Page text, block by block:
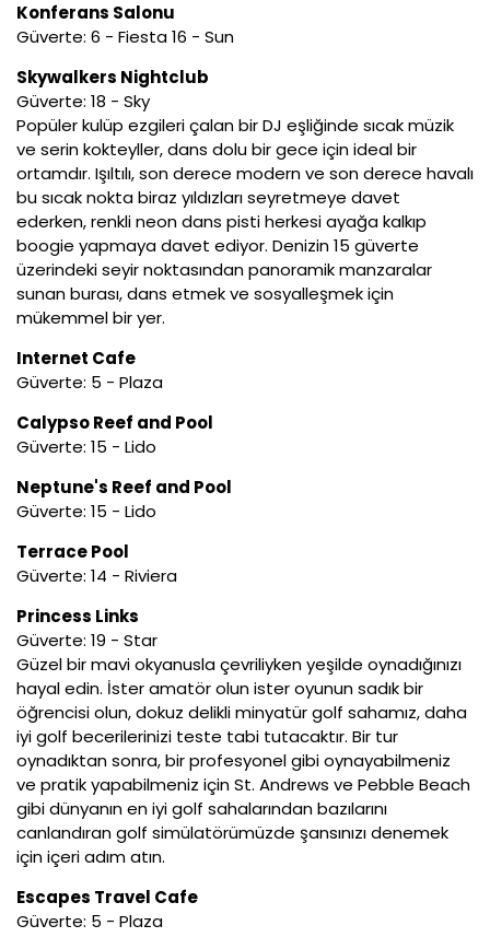
Konferans Salonu
Güverte: 6 - Fiesta 16 - Sun
Skywalkers Nightclub
Güverte: 18 - Sky
Popüler kulüp ezgileri çalan bir DJ eşliğinde sıcak müzik
ve serin kokteyller, dans dolu bir gece için ideal bir
ortamdır. Işıltılı, son derece modern ve son derece havalı
bu sıcak nokta biraz yıldızları seyretmeye davet
ederken, renkli neon dans pisti herkesi ayağa kalkıp
boogie yapmaya davet ediyor. Denizin 15 güverte
üzerindeki seyir noktasından panoramik manzaralar
sunan burası, dans etmek ve sosyalleşmek için
mükemmel bir yer.
Internet Cafe
Güverte: 5 - Plaza
Calypso Reef and Pool
Güverte: 15 - Lido
Neptune's Reef and Pool
Güverte: 15 - Lido
Terrace Pool
Güverte: 14 - Riviera
Princess Links
Güverte: 19 - Star
Güzel bir mavi okyanusla çevriliyken yeşilde oynadığınızı
hayal edin. İster amatör olun ister oyunun sadık bir
öğrencisi olun, dokuz delikli minyatür golf sahamız, daha
iyi golf becerilerinizi teste tabi tutacaktır. Bir tur
oynadıktan sonra, bir profesyonel gibi oynayabilmeniz
ve pratik yapabilmeniz için St. Andrews ve Pebble Beach
gibi dünyanın en iyi golf sahalarından bazılarını
canlandıran golf simülatörümüzde şansınızı denemek
için içeri adım atın.
Escapes Travel Cafe
Güverte: 5 - Plaza